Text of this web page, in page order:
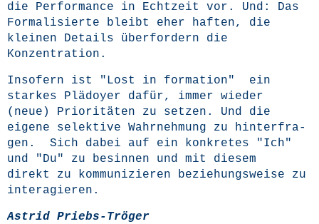
die Per­for­mance in Echt­zeit vor. Und: Das
For­ma­li­sier­te bleibt eher haf­ten, die
klei­nen Details über­for­dern die
Konzentration.
Inso­fern ist "Lost in for­ma­ti­on" ein
star­kes Plä­doy­er dafür, immer wie­der
(neue) Prio­ri­tä­ten zu set­zen. Und die
eige­ne selek­ti­ve Wahr­neh­mung zu hin­ter­fra­
gen. Sich dabei auf ein kon­kre­tes "Ich"
und "Du" zu besin­nen und mit die­sem
direkt zu kom­mu­ni­zie­ren bezie­hungs­wei­se zu
interagieren.
Astrid Priebs-Trö­ger